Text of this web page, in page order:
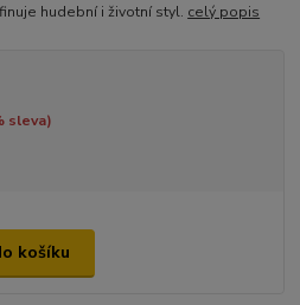
hudební i životní styl. celý popis
sleva)
košíku